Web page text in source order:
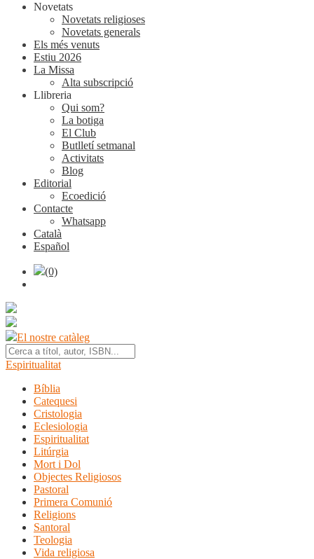
Novetats
Novetats religioses
Novetats generals
Els més venuts
Estiu 2026
La Missa
Alta subscripció
Llibreria
Qui som?
La botiga
El Club
Butlletí setmanal
Activitats
Blog
Editorial
Ecoedició
Contacte
Whatsapp
Català
Español
(0)
El nostre catàleg
Espiritualitat
Bíblia
Catequesi
Cristologia
Eclesiologia
Espiritualitat
Litúrgia
Mort i Dol
Objectes Religiosos
Pastoral
Primera Comunió
Religions
Santoral
Teologia
Vida religiosa